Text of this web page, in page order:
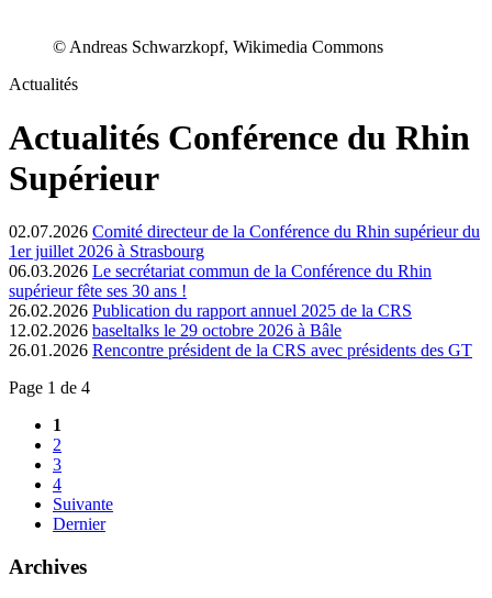
© Andreas Schwarzkopf, Wikimedia Commons
Actualités
Actualités Conférence du Rhin
Supérieur
02.07.2026 Comité directeur de la Conférence du Rhin supérieur du
1er juillet 2026 à Strasbourg
06.03.2026 Le secrétariat commun de la Conférence du Rhin
supérieur fête ses 30 ans !
26.02.2026 Publication du rapport annuel 2025 de la CRS
12.02.2026 baseltalks le 29 octobre 2026 à Bâle
26.01.2026 Rencontre président de la CRS avec présidents des GT
Page 1 de 4
1
2
3
4
Suivante
Dernier
Archives